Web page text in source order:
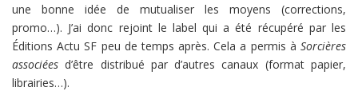
une bonne idée de mutualiser les moyens (corrections,
promo…). J’ai donc rejoint le label qui a été récupéré par les
Éditions Actu SF peu de temps après. Cela a permis à Sorcières
associées d’être distribué par d’autres canaux (format papier,
librairies…).